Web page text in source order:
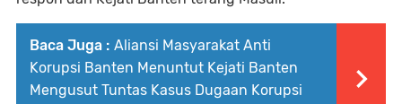
Baca Juga : Aliansi Masyarakat Anti
Korupsi Banten Menuntut Kejati Banten
Mengusut Tuntas Kasus Dugaan Korupsi